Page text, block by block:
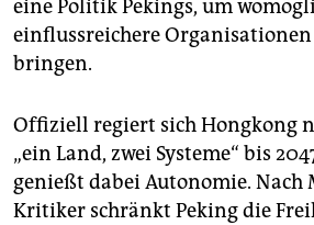
eine Politik Pekings, um
einflussreichere
bringen.
Offiziell regiert sich Hongkong
„ein Land, zwei Systeme“ bis
genießt dabei Autonomie.
Kritiker schränkt Peking die